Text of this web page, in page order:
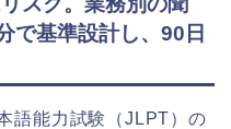
で基準設計し、90日
語能力試験（JLPT）の